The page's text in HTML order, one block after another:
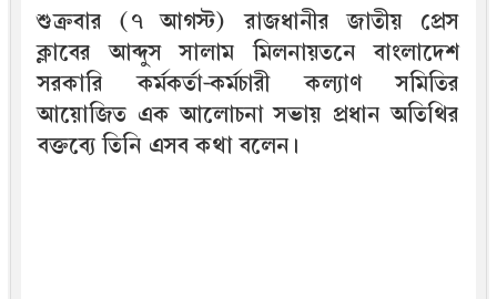
শুক্রবার (৭ আগস্ট) রাজধানীর জাতীয় প্রেস
ক্লাবের আব্দুস সালাম মিলনায়তনে বাংলাদেশ
সরকারি কর্মকর্তা-কর্মচারী কল্যাণ সমিতির
আয়োজিত এক আলোচনা সভায় প্রধান অতিথির
বক্তব্যে তিনি এসব কথা বলেন।